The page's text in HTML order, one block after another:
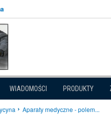
WIADOMOŚCI PRODUKTY
Aparaty medyczne - polem...